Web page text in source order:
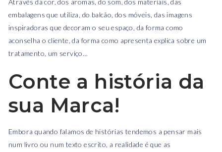
embalagens que utiliza, do balcão, dos móveis, das imagens
inspiradoras que decoram o seu espaço, da forma como
aconselha o cliente, da forma como apresenta explica sobre um
tratamento, um serviço…
Conte a história da
sua Marca!
Embora quando falamos de histórias tendemos a pensar mais
num livro ou num texto escrito, a realidade é que as